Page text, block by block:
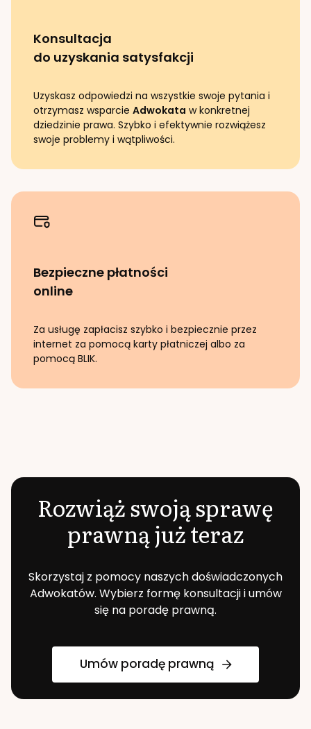
Konsultacja
do uzyskania satysfakcji
Uzyskasz odpowiedzi na wszystkie swoje pytania i
otrzymasz wsparcie Adwokata w konkretnej
dziedzinie prawa. Szybko i efektywnie rozwiążesz
swoje problemy i wątpliwości.
Bezpieczne płatności
online
Za usługę zapłacisz szybko i bezpiecznie przez
internet za pomocą karty płatniczej albo za
pomocą BLIK.
Rozwiąż swoją sprawę
prawną już teraz
Skorzystaj z pomocy naszych doświadczonych
Adwokatów. Wybierz formę konsultacji i umów
się na poradę prawną.
Umów poradę prawną